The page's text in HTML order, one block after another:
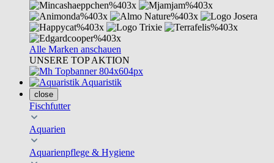
Alle Marken anschauen
UNSERE TOP AKTION
Aquaristik
close
Fischfutter
Aquarien
Aquarienpflege & Hygiene